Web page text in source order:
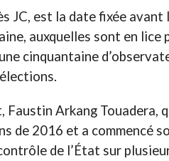
JC, est la date fixée
auxquelles sont en lice
cinquantaine
Arkang Touadera,
de 2016 et a commencé
de l’État sur